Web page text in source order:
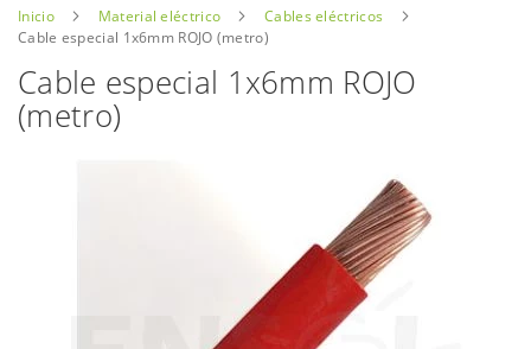
Inicio Material eléctrico
Cables eléctricos
Cable especial 1x6mm ROJO (metro)
Cable especial 1x6mm ROJO
(metro)